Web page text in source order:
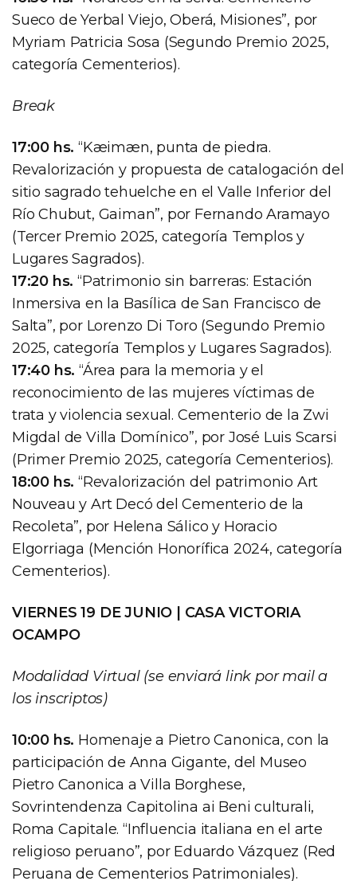
Sueco de Yerbal Viejo, Oberá, Misiones”, por
Myriam Patricia Sosa (Segundo Premio 2025,
categoría Cementerios).
Break
17:00 hs. “Kæimæn, punta de piedra.
Revalorización y propuesta de catalogación del
sitio sagrado tehuelche en el Valle Inferior del
Río Chubut, Gaiman”, por Fernando Aramayo
(Tercer Premio 2025, categoría Templos y
Lugares Sagrados).
17:20 hs. “Patrimonio sin barreras: Estación
Inmersiva en la Basílica de San Francisco de
Salta”, por Lorenzo Di Toro (Segundo Premio
2025, categoría Templos y Lugares Sagrados).
17:40 hs. “Área para la memoria y el
reconocimiento de las mujeres víctimas de
trata y violencia sexual. Cementerio de la Zwi
Migdal de Villa Domínico”, por José Luis Scarsi
(Primer Premio 2025, categoría Cementerios).
18:00 hs. “Revalorización del patrimonio Art
Nouveau y Art Decó del Cementerio de la
Recoleta”, por Helena Sálico y Horacio
Elgorriaga (Mención Honorífica 2024, categoría
Cementerios).
VIERNES 19 DE JUNIO | CASA VICTORIA
OCAMPO
Modalidad Virtual (se enviará link por mail a
los inscriptos)
10:00 hs. Homenaje a Pietro Canonica, con la
participación de Anna Gigante, del Museo
Pietro Canonica a Villa Borghese,
Sovrintendenza Capitolina ai Beni culturali,
Roma Capitale. “Influencia italiana en el arte
religioso peruano”, por Eduardo Vázquez (Red
Peruana de Cementerios Patrimoniales).